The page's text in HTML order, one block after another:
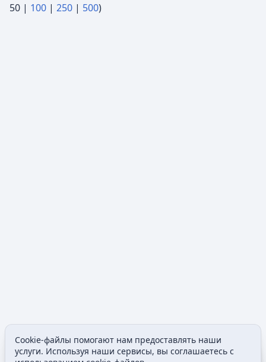
Просмотры
50 | 100 | 250 | 500)
Cookie-файлы помогают нам предоставлять наши
услуги. Используя наши сервисы, вы соглашаетесь с